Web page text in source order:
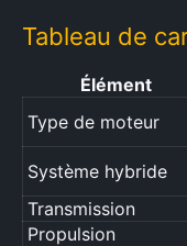
Tableau de
Élément
Type de moteur
Système hybride
Transmission
Propulsion